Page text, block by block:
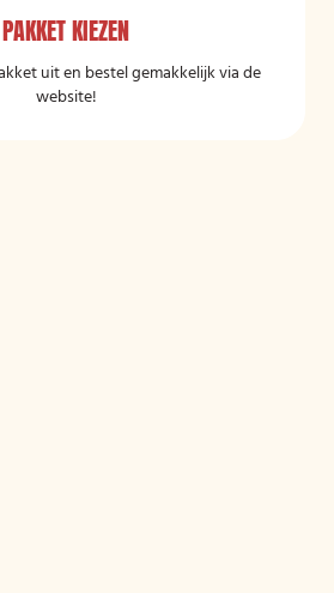
PAKKET KIEZEN
uit en bestel gemakkelijk via de
website!